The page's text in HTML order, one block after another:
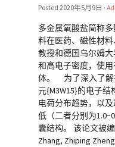
Posted2020年5月9日 ·
多金属氧酸盐简称
料在医药、磁性材
教授和德国乌尔姆
和高电子密度，使用
体。 为了深入了解
元{M3W15}的电子
电荷分布趋势，以及
低（二者分别为
囊结构。 该论文被
Zhang, Zhiping